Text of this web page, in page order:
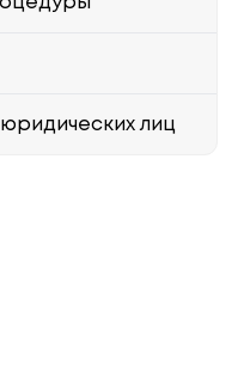
лиц